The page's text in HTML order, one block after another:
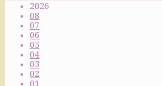
2026
08
07
06
05
04
03
02
01